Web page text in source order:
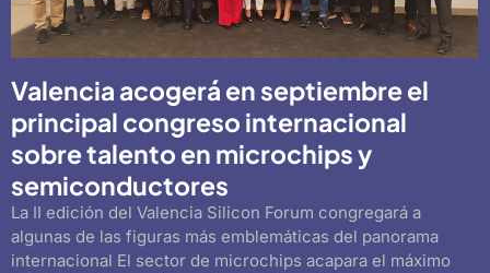
Valencia acogerá en septiembre el
principal congreso internacional
sobre talento en microchips y
semiconductores
La II edición del Valencia Silicon Forum congregará a
algunas de las figuras más emblemáticas del panorama
internacional El sector de microchips acapara el máximo